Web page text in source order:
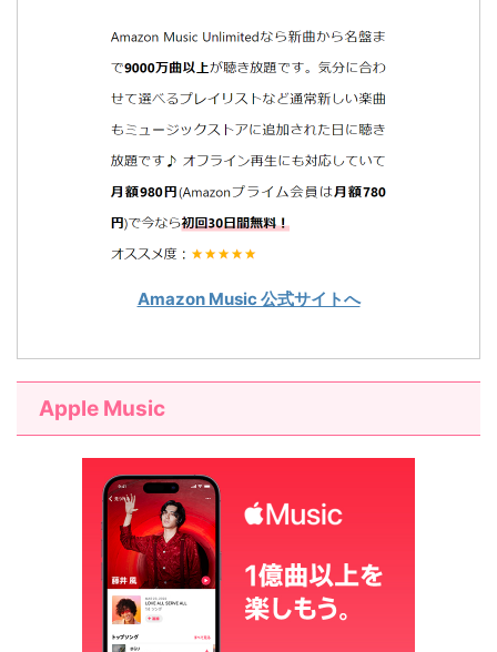
Amazon Music 公式サイトへ
Apple Music